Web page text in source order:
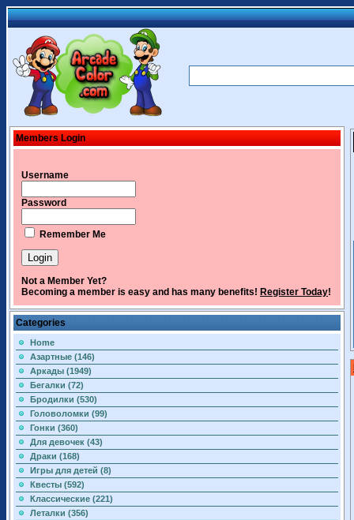
Members Login
Username
Password
Remember Me
Not a Member Yet?
Becoming a member is easy and has many benefits! Register Today!
Categories
Home
Азартные (146)
Аркады (1949)
Бегалки (72)
Бродилки (530)
Головоломки (99)
Гонки (360)
Для девочек (43)
Драки (168)
Игры для детей (8)
Квесты (592)
Классические (221)
Леталки (356)